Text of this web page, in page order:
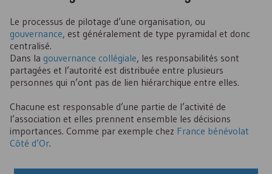
Le processus de pilotage d’une organisation, ou
gouvernance, est généralement de type pyramidal et donc
centralisé.
Dans la gouvernance collégiale, les responsabilités sont
partagées et l’autorité est distribuée entre plusieurs
personnes qui n’ont pas de lien hiérarchique entre elles.
Chacune est responsable d’une partie de l’activité de
l’association et elles prennent ensemble les décisions
importances. Comme par exemple chez France bénévolat
Côté d’Or.